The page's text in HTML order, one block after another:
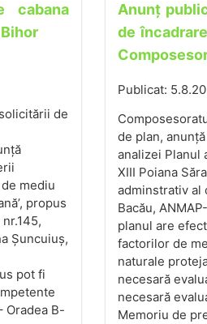
cabana
de
mediu
propus
Șuncuiuș,
pot fi
Oradea B-
Anunţ
de
Publicat:
de plan,
analizei Planul
XIII Poiana
adminstrativ al
Bacău,
planul are
factorilor de
naturale
necesară
necesară
Memoriu de